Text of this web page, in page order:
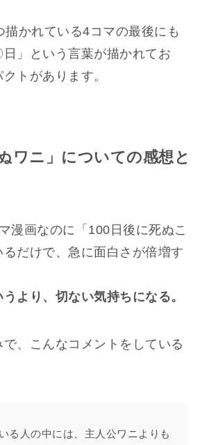
描かれている4コマの最後にも
日」という言葉が描かれてお
トがあります。
ワニ」についての感想と
漫画なのに「100日後に死ぬこ
るだけで、急に面白さが倍増す
より、切ない気持ちになる。
、こんなコメントをしている
る人の中には、主人公ワニよりも